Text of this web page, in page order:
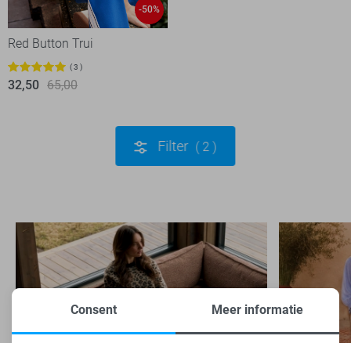
-50%
Red Button Trui
3
32,50 65,00
Filter 2
Consent Meer informatie